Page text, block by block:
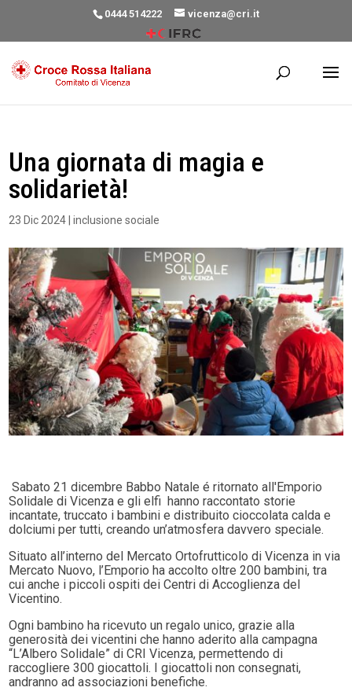
0444 514222 vicenza@cri.it
Una giornata di magia e
solidarietà!
23 Dic 2024 |inclusione sociale
Sabato 21 dicembre Babbo Natale é ritornato all'Emporio
Solidale di Vicenza e gli elfi hanno raccontato storie
incantate, truccato i bambini e distribuito cioccolata calda e
dolciumi per tutti, creando un’atmosfera davvero speciale.
Situato all’interno del Mercato Ortofrutticolo di Vicenza in via
Mercato Nuovo, l’Emporio ha accolto oltre 200 bambini, tra
cui anche i piccoli ospiti dei Centri di Accoglienza del
Vicentino.
Ogni bambino ha ricevuto un regalo unico, grazie alla
generosità dei vicentini che hanno aderito alla campagna
“L’Albero Solidale” di CRI Vicenza, permettendo di
raccogliere 300 giocattoli. I giocattoli non consegnati,
andranno ad associazioni benefiche.